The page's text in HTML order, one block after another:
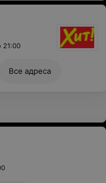
21:00
Все адреса